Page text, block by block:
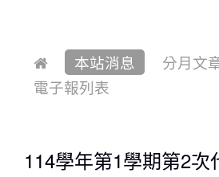
本站消息
分月文
電子報列表
114學年第1學期第2次